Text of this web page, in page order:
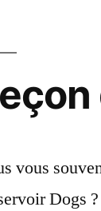
vous
Dogs